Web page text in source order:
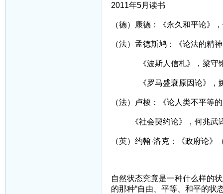
2011年5月读书
（德）康德：《永久和平论》
（法）孟德斯鸠：《论法的精
《波斯人信札》，梁守
《罗马盛衰原因论》，
（法）卢梭：《论人类不平等
《社会契约论》，何兆武
（英）约翰·洛克：《政府论》
自然状态究竟是一种什么样的
的那种“自由、平等、和平的状